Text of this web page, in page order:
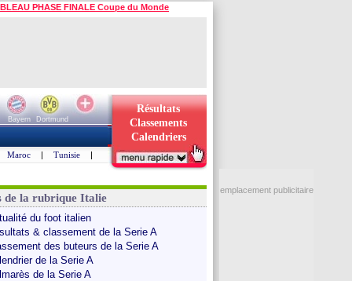
PHASE FINALE Coupe du Monde
Bayern
Dortmund
Résultats
Classements
Calendriers
Maroc | Tunisie |
de la rubrique Italie
du foot italien
& classement de la Serie A
des buteurs de la Serie A
de la Serie A
de la Serie A
emplacement publicitaire